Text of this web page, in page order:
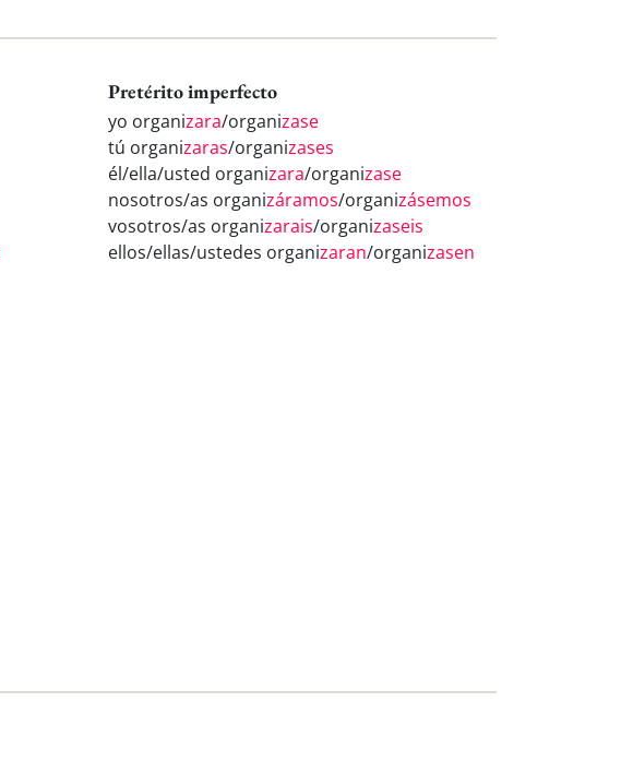
Pretérito imperfecto
yo organizara/organizase
tú organizaras/organizases
él/ella/usted organizara/organizase
nosotros/as organizáramos/organizásemos
vosotros/as organizarais/organizaseis
ellos/ellas/ustedes organizaran/organizasen